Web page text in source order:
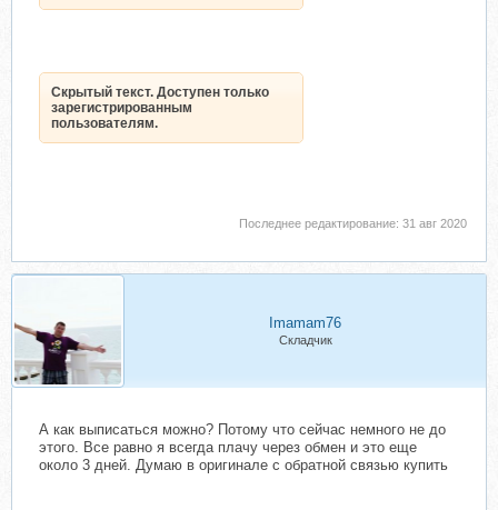
Скрытый текст. Доступен только
зарегистрированным
пользователям.
Последнее редактирование: 31 авг 2020
Imamam76
Складчик
А как выписаться можно? Потому что сейчас немного не до
этого. Все равно я всегда плачу через обмен и это еще
около 3 дней. Думаю в оригинале с обратной связью купить